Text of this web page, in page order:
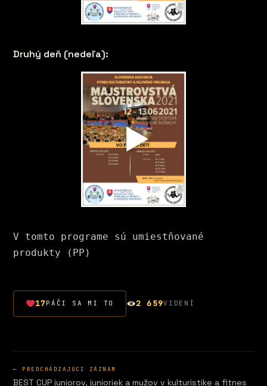
Druhý deň (nedeľa):
V tomto programe sú umiestňované
produkty (PP)
17PÁČI SA MI TO 2 659VIDENÍ
← PREDCHÁDZAJÚCI ZÁZNAM
BEST CUP juniorov, junioriek a mužov v kulturistike a fitnes